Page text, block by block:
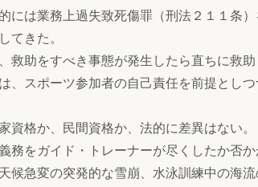
には業務上過失致死傷罪（刑法２１１条
てきた。
助をすべき事態が発生したら直ちに救
、スポーツ参加者の自己責任を前提とし
格か、民間資格か、法的に差異はない。
をガイド・トレーナーが尽くしたか否
候急変の突発的な雪崩、水泳訓練中の海